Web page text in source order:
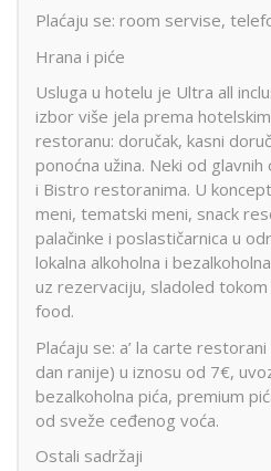
Plaćaju se: room servise,
Hrana i piće
Usluga u hotelu je Ultra all
izbor više jela prema
restoranu: doručak, kasni
ponoćna užina. Neki od
i Bistro restoranima. U
meni, tematski meni, snack
palačinke i poslastičarnica u
lokalna alkoholna i
uz rezervaciju, sladoled
food.
Plaćaju se: a’ la carte
dan ranije) u iznosu od 7€,
bezalkoholna pića, premium
od sveže ceđenog voća.
Ostali sadržaji